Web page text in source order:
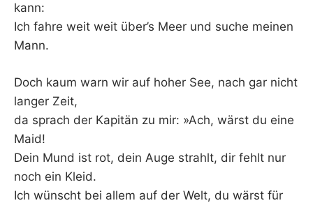
kann:
Ich fahre weit weit über’s Meer und suche meinen
Mann.
Doch kaum warn wir auf hoher See, nach gar nicht
langer Zeit,
da sprach der Kapitän zu mir: »Ach, wärst du eine
Maid!
Dein Mund ist rot, dein Auge strahlt, dir fehlt nur
noch ein Kleid.
Ich wünscht bei allem auf der Welt, du wärst für